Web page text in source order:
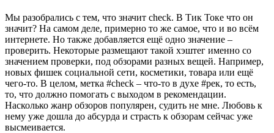
Мы разобрались с тем, что значит check. В Тик Токе что он
значит? На самом деле, примерно то же самое, что и во всём
интернете. Но также добавляется ещё одно значение –
проверить. Некоторые размещают такой хэштег именно со
значением проверки, под обзорами разных вещей. Например,
новых фишек социальной сети, косметики, товара или ещё
чего-то. В целом, метка #check – что-то в духе #рек, то есть,
то, что должно помогать с выходом в рекомендации.
Насколько жанр обзоров популярен, судить не мне. Любовь к
нему уже дошла до абсурда и страсть к обзорам сейчас уже
высмеивается.